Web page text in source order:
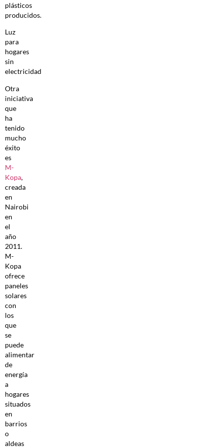
plásticos
producidos.
Luz
para
hogares
sin
electricidad
Otra
iniciativa
que
ha
tenido
mucho
éxito
es
M-
Kopa,
creada
en
Nairobi
en
el
año
2011.
M-
Kopa
ofrece
paneles
solares
con
los
que
se
puede
alimentar
de
energía
a
hogares
situados
en
barrios
o
aldeas